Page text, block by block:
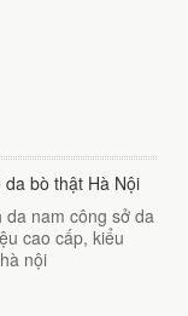
bò thật Hà Nội
da nam công sở da
cao cấp, kiểu
nội